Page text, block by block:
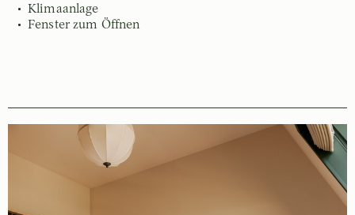
Klimaanlage
Fenster zum Öffnen